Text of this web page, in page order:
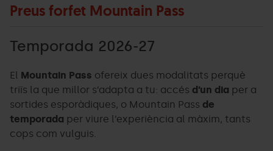
Preus forfet Mountain Pass
Temporada 2026-27
El Mountain Pass ofereix dues modalitats perquè
triïs la que millor s’adapta a tu: accés d’un dia per a
sortides esporàdiques, o Mountain Pass de
temporada per viure l’experiència al màxim, tants
cops com vulguis.